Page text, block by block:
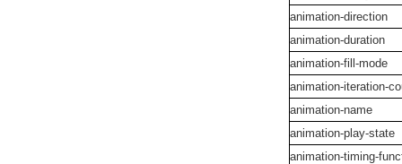
animation-direction
animation-duration
animation-fill-mode
animation-iteration-
animation-name
animation-play-state
animation-timing-